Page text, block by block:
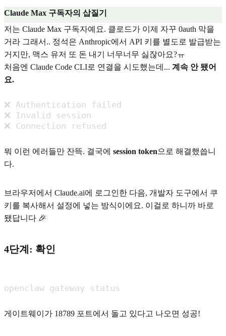
Claude Max 구독자의 삽질기
저는 Claude Max 구독자예요. 클로드가 이제 자꾸 0auth 막을
거라 그래서.. 정석은 Anthropic에서 API 키를 별도로 발급받는
거지만, 맥스 유저 또 돈 내기 너무너무 싫잖아요?ㅠ
처음엔 Claude Code CLI로 연결을 시도했는데... 계속 안 됐어
요.
❌ Authentication failed
❌ Invalid session
❌ Connection refused
뭐 이런 에러들만 잔뜩. 결국에 session token으로 해결했씁니
다.
브라우저에서 Claude.ai에 로그인한 다음, 개발자 도구에서 쿠
키를 복사해서 설정에 넣는 방식이에요. 이걸로 하니까 바로
됐답니다 🎉
4단계: 확인
openclaw gateway status
게이트웨이가 18789 포트에서 돌고 있다고 나오면 성공!